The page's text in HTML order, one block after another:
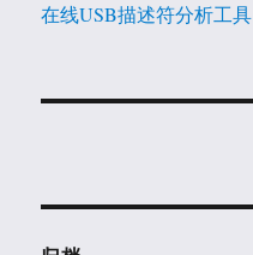
在线USB描述符分析工具